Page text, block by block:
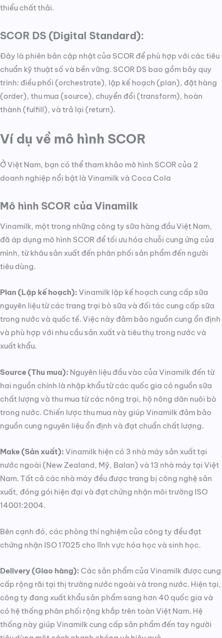
thiểu chất thải.
SCOR DS (Digital Standard):
Đây là phiên bản cập nhật của SCOR để phù hợp với các tiêu
chuẩn kỹ thuật số và bền vững. SCOR DS bao gồm bảy quy
trình: điều phối (orchestrate), lập kế hoạch (plan), đặt hàng
(order), thu mua (source), chuyển đổi (transform), hoàn
thành (fulfill), và trả lại (return).
Ví dụ về mô hình SCOR
Ở Việt Nam, bạn có thể tham khảo mô hình SCOR của 2
doanh nghiệp nổi bật là Vinamilk và Coca Cola
Mô hình SCOR của Vinamilk
Vinamilk, một trong những công ty sữa hàng đầu Việt Nam,
đã áp dụng mô hình SCOR để tối ưu hóa chuỗi cung ứng của
mình, từ khâu sản xuất đến phân phối sản phẩm đến người
tiêu dùng.
Plan (Lập kế hoạch): Vinamilk lập kế hoạch cung cấp sữa
nguyên liệu từ các trang trại bò sữa và đối tác cung cấp sữa
trong nước và quốc tế. Việc này đảm bảo nguồn cung ổn định
và phù hợp với nhu cầu sản xuất và tiêu thụ trong nước và
xuất khẩu.
Source (Thu mua): Nguyên liệu đầu vào của Vinamilk đến từ
hai nguồn chính là nhập khẩu từ các quốc gia có nguồn sữa
chất lượng và thu mua từ các nông trại, hộ nông dân nuôi bò
trong nước. Chiến lược thu mua này giúp Vinamilk đảm bảo
nguồn cung nguyên liệu ổn định và đạt chuẩn chất lượng.
Make (Sản xuất): Vinamilk hiện có 3 nhà máy sản xuất tại
nước ngoài (New Zealand, Mỹ, Balan) và 13 nhà máy tại Việt
Nam. Tất cả các nhà máy đều được trang bị công nghệ sản
xuất, đóng gói hiện đại và đạt chứng nhận môi trường ISO
14001:2004.
Bên cạnh đó, các phòng thí nghiệm của công ty đều đạt
chứng nhận ISO 17025 cho lĩnh vực hóa học và sinh học.
Delivery (Giao hàng): Các sản phẩm của Vinamilk được cung
cấp rộng rãi tại thị trường nước ngoài và trong nước. Hiện tại,
công ty đang xuất khẩu sản phẩm sang hơn 40 quốc gia và
có hệ thống phân phối rộng khắp trên toàn Việt Nam. Hệ
thống này giúp Vinamilk cung cấp sản phẩm đến tay người